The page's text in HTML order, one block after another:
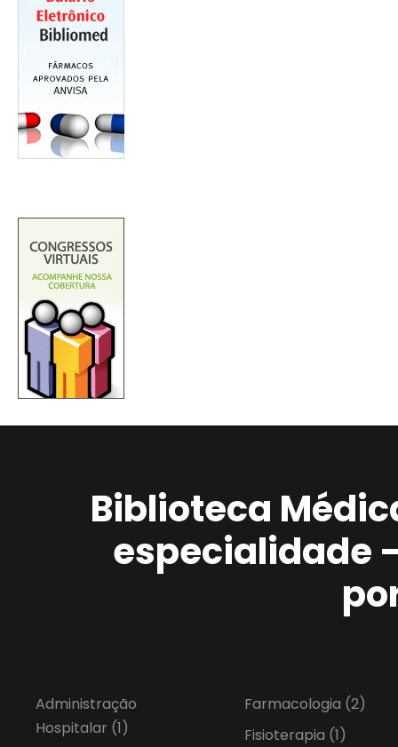
Biblioteca
especialidade
Administração
Hospitalar (1)
Farmacologia (2)
Fisioterapia (1)